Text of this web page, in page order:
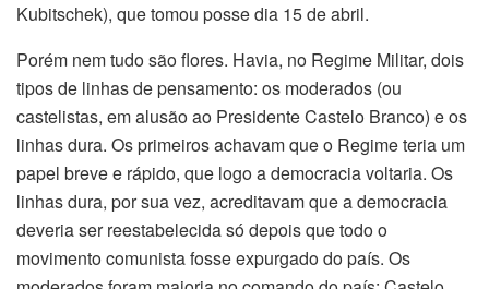
Kubitschek), que tomou posse dia 15 de abril.
Porém nem tudo são flores. Havia, no Regime Militar, dois
tipos de linhas de pensamento: os moderados (ou
castelistas, em alusão ao Presidente Castelo Branco) e os
linhas dura. Os primeiros achavam que o Regime teria um
papel breve e rápido, que logo a democracia voltaria. Os
linhas dura, por sua vez, acreditavam que a democracia
deveria ser reestabelecida só depois que todo o
movimento comunista fosse expurgado do país. Os